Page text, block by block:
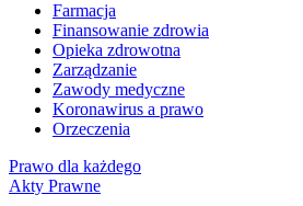
Farmacja
Finansowanie zdrowia
Opieka zdrowotna
Zarządzanie
Zawody medyczne
Koronawirus a prawo
Orzeczenia
Prawo dla każdego
Akty Prawne